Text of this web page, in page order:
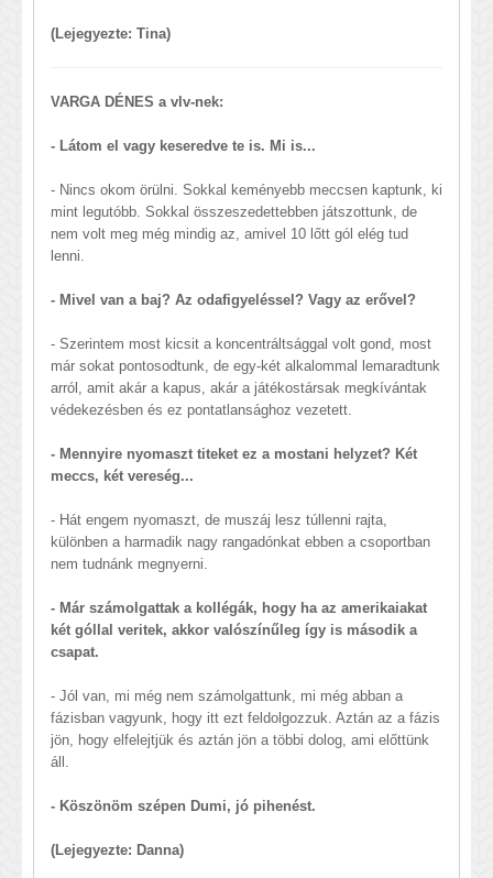
(Lejegyezte: Tina)
VARGA DÉNES a vlv-nek:
- Látom el vagy keseredve te is. Mi is...
- Nincs okom örülni. Sokkal keményebb meccsen kaptunk, ki
mint legutóbb. Sokkal összeszedettebben játszottunk, de
nem volt meg még mindig az, amivel 10 lőtt gól elég tud
lenni.
- Mivel van a baj? Az odafigyeléssel? Vagy az erővel?
- Szerintem most kicsit a koncentráltsággal volt gond, most
már sokat pontosodtunk, de egy-két alkalommal lemaradtunk
arról, amit akár a kapus, akár a játékostársak megkívántak
védekezésben és ez pontatlansághoz vezetett.
- Mennyire nyomaszt titeket ez a mostani helyzet? Két
meccs, két vereség...
- Hát engem nyomaszt, de muszáj lesz túllenni rajta,
különben a harmadik nagy rangadónkat ebben a csoportban
nem tudnánk megnyerni.
- Már számolgattak a kollégák, hogy ha az amerikaiakat
két góllal veritek, akkor valószínűleg így is második a
csapat.
- Jól van, mi még nem számolgattunk, mi még abban a
fázisban vagyunk, hogy itt ezt feldolgozzuk. Aztán az a fázis
jön, hogy elfelejtjük és aztán jön a többi dolog, ami előttünk
áll.
- Köszönöm szépen Dumi, jó pihenést.
(Lejegyezte: Danna)